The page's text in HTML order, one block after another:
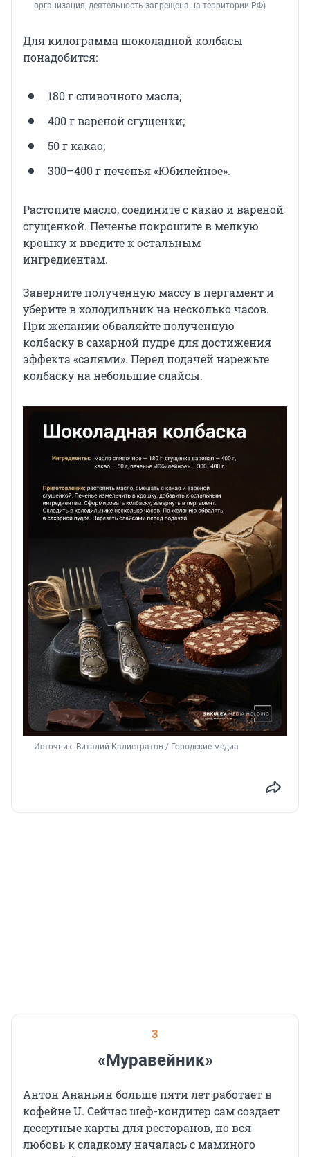
организация, деятельность запрещена на территории РФ)
Для килограмма шоколадной колбасы
понадобится:
180 г сливочного масла;
400 г вареной сгущенки;
50 г какао;
300–400 г печенья «Юбилейное».
Растопите масло, соедините с какао и вареной
сгущенкой. Печенье покрошите в мелкую
крошку и введите к остальным
ингредиентам.
Заверните полученную массу в пергамент и
уберите в холодильник на несколько часов.
При желании обваляйте полученную
колбаску в сахарной пудре для достижения
эффекта «салями». Перед подачей нарежьте
колбаску на небольшие слайсы.
Источник: Виталий Калистратов / Городские медиа
3
«Муравейник»
Антон Ананьин больше пяти лет работает в
кофейне U. Сейчас шеф-кондитер сам создает
десертные карты для ресторанов, но вся
любовь к сладкому началась с маминого